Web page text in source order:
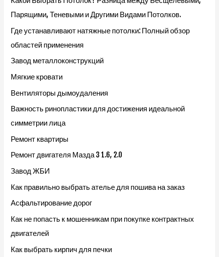
Парящими, Теневыми и Другими Видами Потолков.
Где устанавливают натяжные потолки: Полный обзор
областей применения
Завод металлоконструкций
Мягкие кровати
Вентиляторы дымоудаления
Важность ринопластики для достижения идеальной
симметрии лица
Ремонт квартиры
Ремонт двигателя Мазда 3 1.6, 2.0
Завод ЖБИ
Как правильно выбрать ателье для пошива на заказ
Асфальтирование дорог
Как не попасть к мошенникам при покупке контрактных
двигателей
Как выбрать кирпич для печки